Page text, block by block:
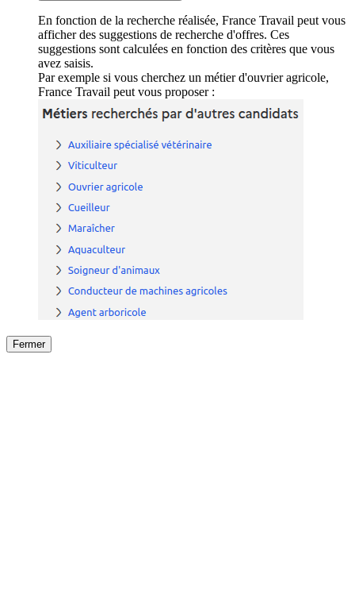
En fonction de la recherche réalisée, France Travail peut vous
afficher des suggestions de recherche d'offres. Ces
suggestions sont calculées en fonction des critères que vous
avez saisis.
Par exemple si vous cherchez un métier d'ouvrier agricole,
France Travail peut vous proposer :
Fermer